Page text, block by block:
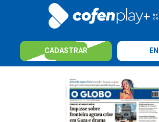
CADASTRAR